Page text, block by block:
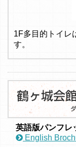
1F多目的トイレ
す。
英語版パンフレ
English